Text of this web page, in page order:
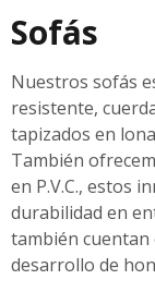
Sofás
Nuestros sofás
resistente,
tapizados en
También
en P.V.C., estos
durabilidad en
también cuentan
desarrollo de